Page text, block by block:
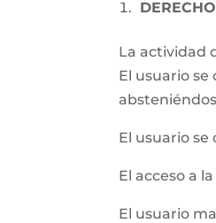
La actividad
El usuario
El usuario
El acceso a
El usuario